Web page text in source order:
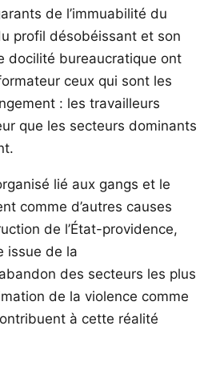
de l’immuabilité du
profil désobéissant et son
docilité bureaucratique ont
ceux qui sont les
: les travailleurs
que les secteurs dominants
lié aux gangs et le
comme d’autres causes
de l’État-providence,
issue de la
des secteurs les plus
de la violence comme
à cette réalité